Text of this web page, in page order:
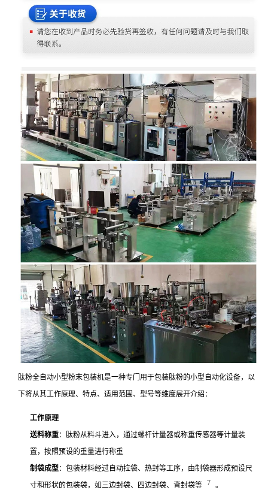
肽粉全自动小型粉末包装机是一种专门用于包装肽粉的小型自动化设备，以
下将从其工作原理、特点、适用范围、型号等维度展开介绍：
工作原理
送料称重：肽粉从料斗进入，通过螺杆计量器或称重传感器等计量装
置，按照预设的重量进行称重
制袋成型：包装材料经过自动拉袋、热封等工序，由制袋器形成预设尺
寸和形状的包装袋，如三边封袋、四边封袋、背封袋等 7 。